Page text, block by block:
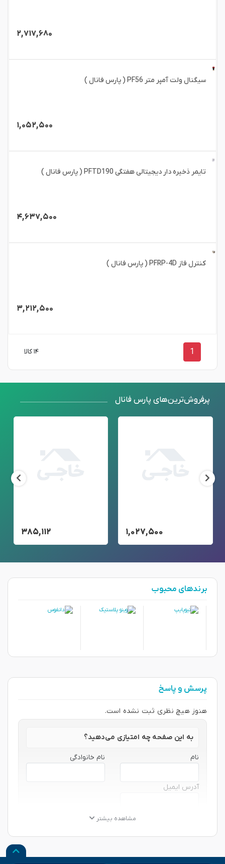
۲,۷۱۷,۶۸۰
سیگنال ولت آمپر متر PF56 ( پارس فانال )
۱,۰۵۲,۵۰۰
تایمر ذخیره دار دیجیتالی هفتگی PFTD190 ( پارس فانال )
۴,۶۳۷,۵۰۰
کنترل فاز PFRP-4D ( پارس فانال )
۳,۲۱۲,۵۰۰
1 ۱۴ کالا
پرفروش‌ترین‌های پارس فانال
۱,۰۲۷,۵۰۰ ۳۸۵,۱۱۲
برندهای محبوب
پرسش و پاسخ
هنوز هیچ نظری ثبت نشده است.
به این صفحه چه امتیازی می‌دهید؟
نام نام خانوادگی
آدرس ایمیل
★
مشاهده بیشتر